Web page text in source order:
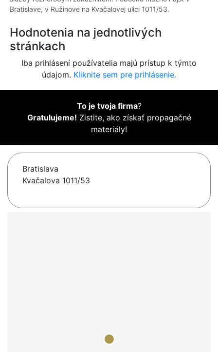
Bratislave, v Ružinove na Kvačalovej ulici 1011/53.
Hodnotenia na jednotlivých
stránkach
Iba prihlásení používatelia majú prístup k týmto
údajom. Kliknite sem pre prihlásenie.
To je tvoja firma?
Gratulujeme! Zistite, ako získať propagačné
materiály!
Bratislava
Kvačalova 1011/53